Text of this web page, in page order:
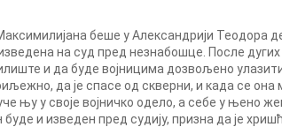
беше у Александрији Теодора
на суд пред незнабошце. После
и да буде војницима дозвољено
да је спасе од скверни, и када се она
њу у своје војничко одело, а себе у њено
и изведен пред судију, призна да је